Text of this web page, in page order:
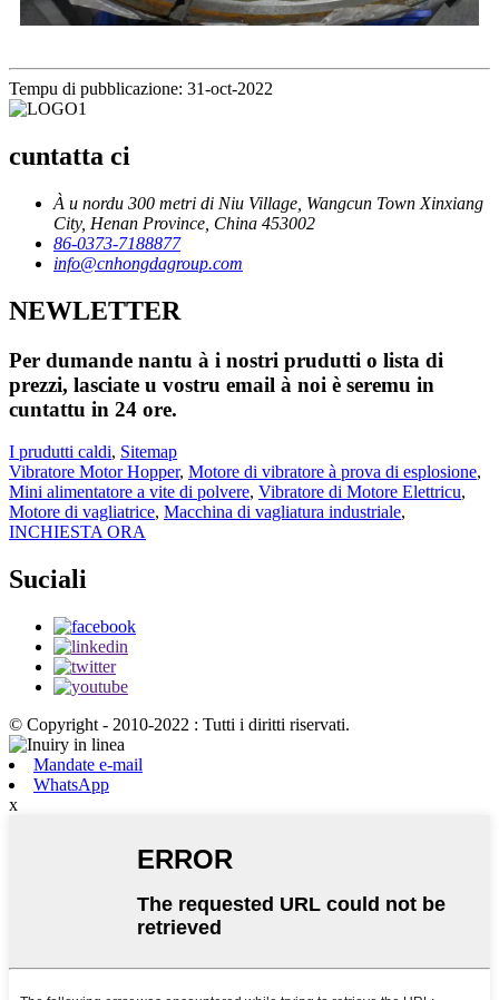
Tempu di pubblicazione: 31-oct-2022
cuntatta ci
À u nordu 300 metri di Niu Village, Wangcun Town Xinxiang
City, Henan Province, China 453002
86-0373-7188877
info@cnhongdagroup.com
NEWLETTER
Per dumande nantu à i nostri prudutti o lista di
prezzi, lasciate u vostru email à noi è seremu in
cuntattu in 24 ore.
I prudutti caldi, Sitemap
Vibratore Motor Hopper, Motore di vibratore à prova di esplosione,
Mini alimentatore a vite di polvere, Vibratore di Motore Elettricu,
Motore di vagliatrice, Macchina di vagliatura industriale,
INCHIESTA ORA
Suciali
© Copyright - 2010-2022 : Tutti i diritti riservati.
Mandate e-mail
WhatsApp
x